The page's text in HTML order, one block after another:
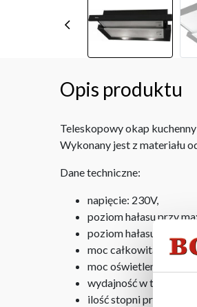
Opis produktu
Teleskopowy okap
Wykonany jest z materiału
Dane techniczne:
napięcie: 230V,
poziom hałasu przy
poziom hałasu przy
moc całkowita: 78 W,
moc oświetlenia: 2x4W
wydajność w trybie
ilość stopni prędkości